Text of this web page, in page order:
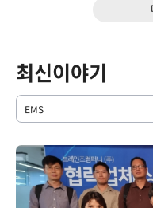
최신이야기